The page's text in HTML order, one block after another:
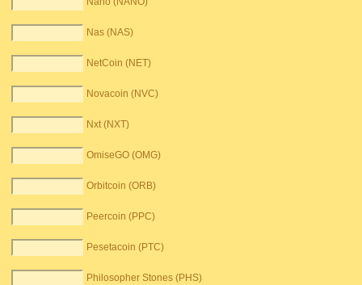
Nas (NAS)
NetCoin (NET)
Novacoin (NVC)
Nxt (NXT)
OmiseGO (OMG)
Orbitcoin (ORB)
Peercoin (PPC)
Pesetacoin (PTC)
Philosopher Stones (PHS)